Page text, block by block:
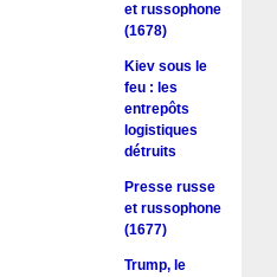
et russophone
(1678)
Kiev sous le
feu : les
entrepôts
logistiques
détruits
Presse russe
et russophone
(1677)
Trump, le